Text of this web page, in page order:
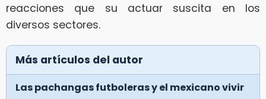
reacciones que su actuar suscita en los
diversos sectores.
Más artículos del autor
Las pachangas futboleras y el mexicano vivir